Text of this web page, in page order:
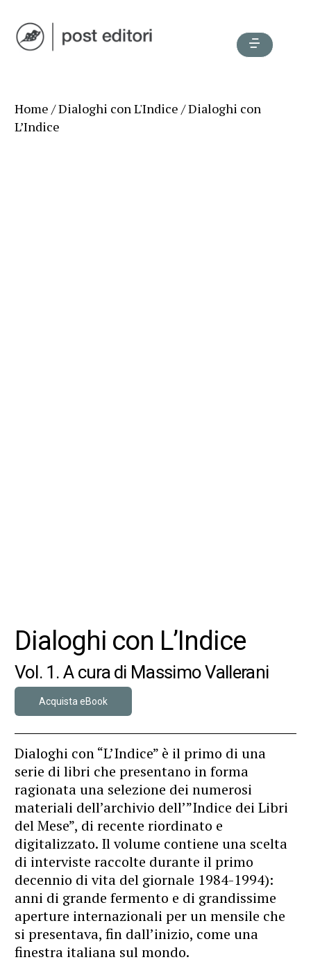
Home /Dialoghi con L'Indice / Dialoghi con
L’Indice
Dialoghi con L’Indice
Vol. 1. A cura di Massimo Vallerani
Acquista eBook
Dialoghi con “L’Indice” è il primo di una
serie di libri che presentano in forma
ragionata una selezione dei numerosi
materiali dell’archivio dell’”Indice dei Libri
del Mese”, di recente riordinato e
digitalizzato. Il volume contiene una scelta
di interviste raccolte durante il primo
decennio di vita del giornale 1984-1994):
anni di grande fermento e di grandissime
aperture internazionali per un mensile che
si presentava, fin dall’inizio, come una
finestra italiana sul mondo.